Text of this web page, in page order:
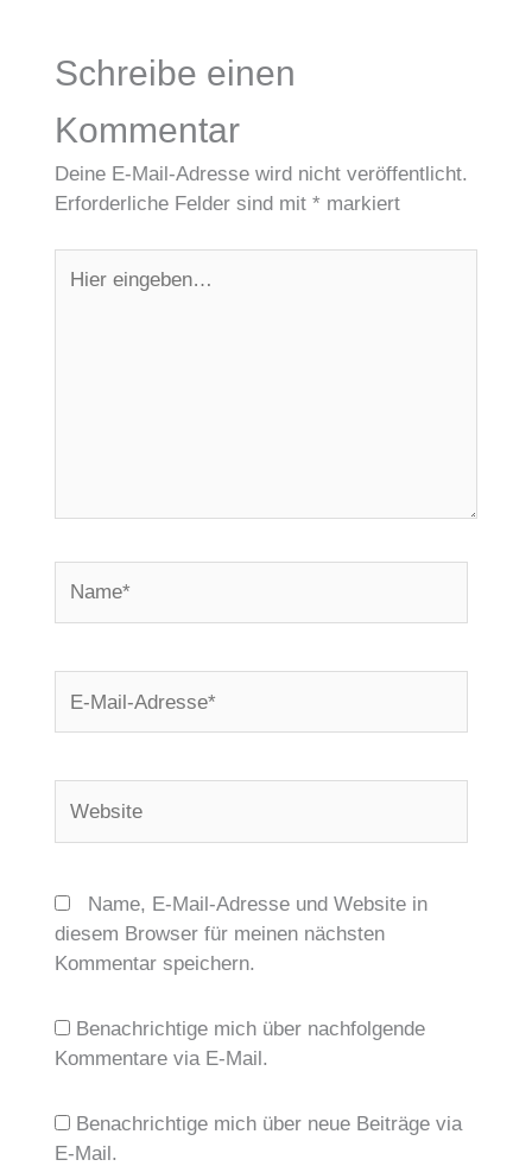
Schreibe einen
Kommentar
Deine E-Mail-Adresse wird nicht veröffentlicht.
Erforderliche Felder sind mit * markiert
eingeben…
Mail-
Name, E-Mail-Adresse und Website in
diesem Browser für meinen nächsten
Kommentar speichern.
Benachrichtige mich über nachfolgende
Kommentare via E-Mail.
Benachrichtige mich über neue Beiträge via
E-Mail.